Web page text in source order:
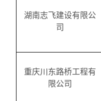
湖南志飞建设有限公
司
重庆川东路桥工程有
限公司